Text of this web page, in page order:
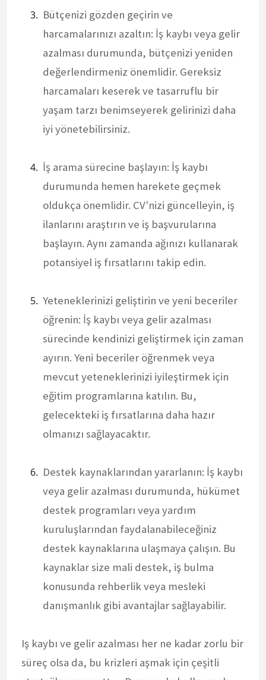
Bütçenizi gözden geçirin ve
harcamalarınızı azaltın: İş kaybı veya gelir
azalması durumunda, bütçenizi yeniden
değerlendirmeniz önemlidir. Gereksiz
harcamaları keserek ve tasarruflu bir
yaşam tarzı benimseyerek gelirinizi daha
iyi yönetebilirsiniz.
İş arama sürecine başlayın: İş kaybı
durumunda hemen harekete geçmek
oldukça önemlidir. CV'nizi güncelleyin, iş
ilanlarını araştırın ve iş başvurularına
başlayın. Aynı zamanda ağınızı kullanarak
potansiyel iş fırsatlarını takip edin.
Yeteneklerinizi geliştirin ve yeni beceriler
öğrenin: İş kaybı veya gelir azalması
sürecinde kendinizi geliştirmek için zaman
ayırın. Yeni beceriler öğrenmek veya
mevcut yeteneklerinizi iyileştirmek için
eğitim programlarına katılın. Bu,
gelecekteki iş fırsatlarına daha hazır
olmanızı sağlayacaktır.
Destek kaynaklarından yararlanın: İş kaybı
veya gelir azalması durumunda, hükümet
destek programları veya yardım
kuruluşlarından faydalanabileceğiniz
destek kaynaklarına ulaşmaya çalışın. Bu
kaynaklar size mali destek, iş bulma
konusunda rehberlik veya mesleki
danışmanlık gibi avantajlar sağlayabilir.
Iş kaybı ve gelir azalması her ne kadar zorlu bir
süreç olsa da, bu krizleri aşmak için çeşitli